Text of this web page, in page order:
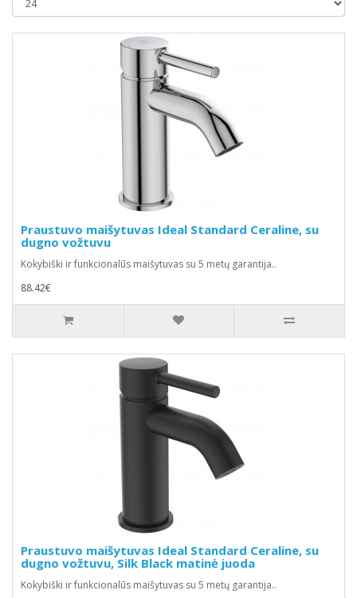
Praustuvo maišytuvas Ideal Standard Ceraline, su
dugno vožtuvu
Kokybiški ir funkcionalūs maišytuvas su 5 metų garantija..
88.42€
Praustuvo maišytuvas Ideal Standard Ceraline, su
dugno vožtuvu, Silk Black matinė juoda
Kokybiški ir funkcionalūs maišytuvas su 5 metų garantija..